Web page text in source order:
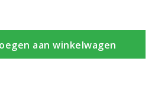
aan winkelwagen